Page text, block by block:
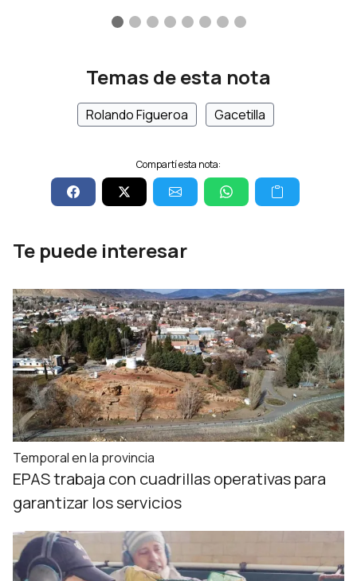
Temas de esta nota
Rolando Figueroa Gacetilla
Compartí esta nota:
Te puede interesar
Temporal en la provincia
EPAS trabaja con cuadrillas operativas para
garantizar los servicios